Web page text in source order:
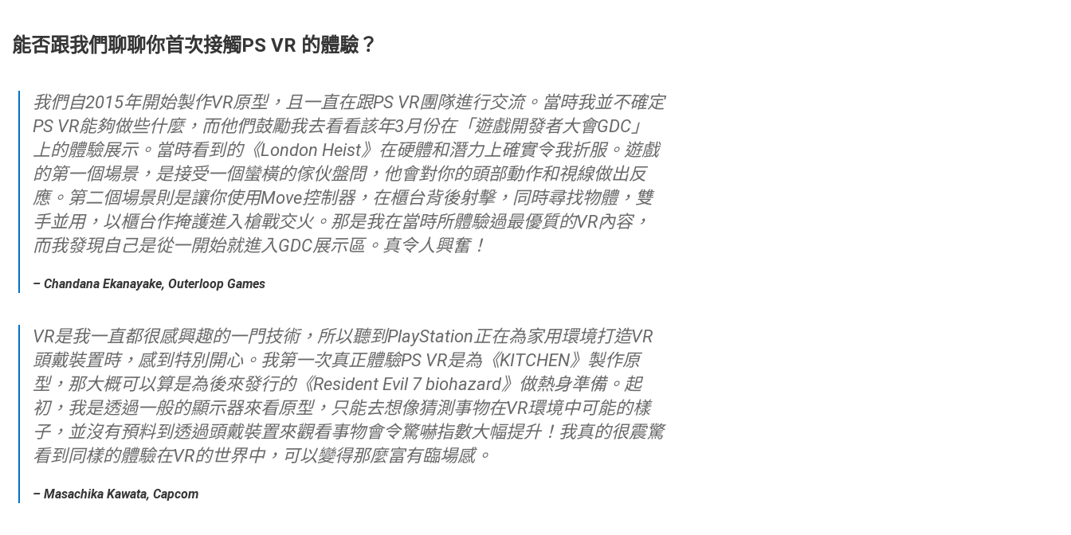
能否跟我們聊聊你首次接觸PS VR 的體驗？
我們自2015年開始製作VR原型，且一直在跟PS VR團隊進行交流。當時我並不確定
PS VR能夠做些什麼，而他們鼓勵我去看看該年3月份在「遊戲開發者大會GDC」
上的體驗展示。當時看到的《London Heist》在硬體和潛力上確實令我折服。遊戲
的第一個場景，是接受一個蠻橫的傢伙盤問，他會對你的頭部動作和視線做出反
應。第二個場景則是讓你使用Move控制器，在櫃台背後射擊，同時尋找物體，雙
手並用，以櫃台作掩護進入槍戰交火。那是我在當時所體驗過最優質的VR內容，
而我發現自己是從一開始就進入GDC展示區。真令人興奮！
– Chandana Ekanayake, Outerloop Games
VR是我一直都很感興趣的一門技術，所以聽到PlayStation正在為家用環境打造VR
頭戴裝置時，感到特別開心。我第一次真正體驗PS VR是為《KITCHEN》製作原
型，那大概可以算是為後來發行的《Resident Evil 7 biohazard》做熱身準備。起
初，我是透過一般的顯示器來看原型，只能去想像猜測事物在VR環境中可能的樣
子，並沒有預料到透過頭戴裝置來觀看事物會令驚嚇指數大幅提升！我真的很震驚
看到同樣的體驗在VR的世界中，可以變得那麼富有臨場感。
– Masachika Kawata, Capcom